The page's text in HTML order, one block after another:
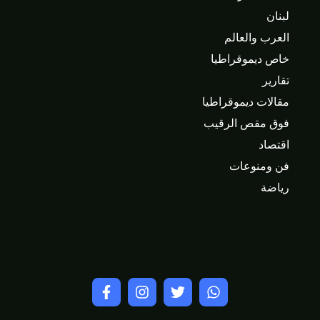
لبنان
العرب والعالم
خاص ديموقراطيا
تقارير
مقالات ديموقراطيا
فوق مقص الرقيب
اقتصاد
فن ومنوعات
رياضة